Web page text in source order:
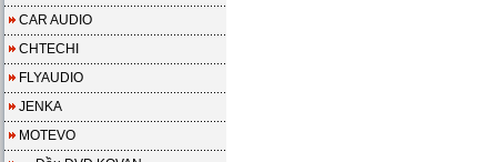
CAR AUDIO
CHTECHI
FLYAUDIO
JENKA
MOTEVO